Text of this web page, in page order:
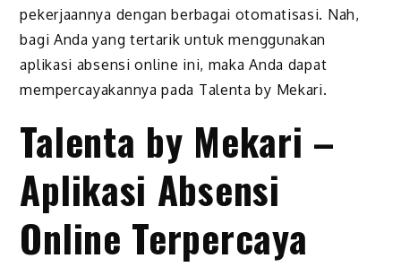
pekerjaannya dengan berbagai otomatisasi. Nah,
bagi Anda yang tertarik untuk menggunakan
aplikasi absensi online ini, maka Anda dapat
mempercayakannya pada Talenta by Mekari.
Talenta by Mekari –
Aplikasi Absensi
Online Terpercaya